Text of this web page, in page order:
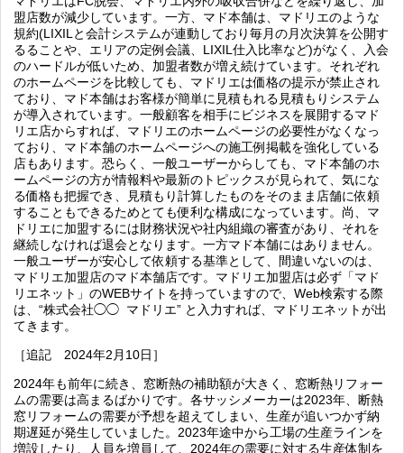
盟店数が減少しています。一方、マド本舗は、マドリエのような
規約(LIXILと会計システムが連動しており毎月の月次決算を公開す
るることや、エリアの定例会議、LIXIL仕入比率など)がなく、入会
のハードルが低いため、加盟者数が増え続けています。それぞれ
のホームページを比較しても、マドリエは価格の提示が禁止され
ており、マド本舗はお客様が簡単に見積もれる見積もりシステム
が導入されています。一般顧客を相手にビジネスを展開するマド
リエ店からすれば、マドリエのホームページの必要性がなくなっ
ており、マド本舗のホームページへの施工例掲載を強化している
店もあります。恐らく、一般ユーザーからしても、マド本舗のホ
ームページの方が情報料や最新のトピックスが見られて、気にな
る価格も把握でき、見積もり計算したものをそのまま店舗に依頼
することもできるためとても便利な構成になっています。尚、マ
ドリエに加盟するには財務状況や社内組織の審査があり、それを
継続しなければ退会となります。一方マド本舗にはありません。
一般ユーザーが安心して依頼する基準として、間違いないのは、
マドリエ加盟店のマド本舗店です。マドリエ加盟店は必ず「マド
リエネット」のWEBサイトを持っていますので、Web検索する際
は、“株式会社◯◯ マドリエ” と入力すれば、マドリエネットが出
てきます。
［追記 2024年2月10日］
2024年も前年に続き、窓断熱の補助額が大きく、窓断熱リフォー
ムの需要は高まるばかりです。各サッシメーカーは2023年、断熱
窓リフォームの需要が予想を超えてしまい、生産が追いつかず納
期遅延が発生していました。2023年途中から工場の生産ラインを
増設したり、人員を増員して、2024年の需要に対する生産体制を